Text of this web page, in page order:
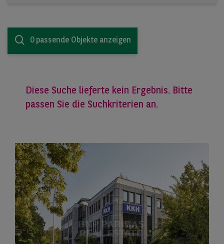
0 passende Objekte anzeigen
Diese Suche lieferte kein Ergebnis. Bitte
passen Sie die Suchkriterien an.